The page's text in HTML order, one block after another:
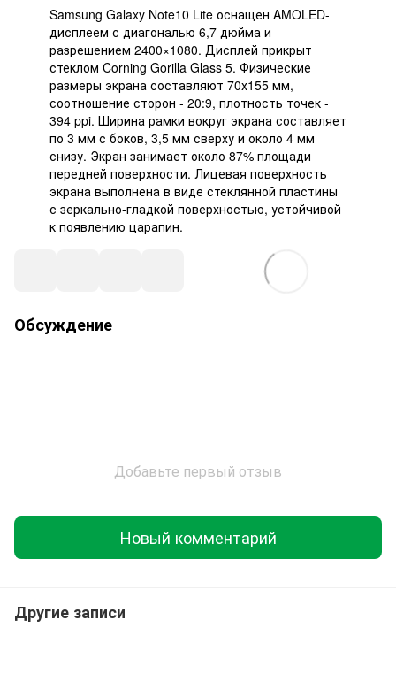
Samsung Galaxy Note10 Lite оснащен AMOLED-
дисплеем с диагональю 6,7 дюйма и
разрешением 2400×1080. Дисплей прикрыт
стеклом Corning Gorilla Glass 5. Физические
размеры экрана составляют 70х155 мм,
соотношение сторон - 20:9, плотность точек -
394 ppi. Ширина рамки вокруг экрана составляет
по 3 мм с боков, 3,5 мм сверху и около 4 мм
снизу. Экран занимает около 87% площади
передней поверхности. Лицевая поверхность
экрана выполнена в виде стеклянной пластины
с зеркально-гладкой поверхностью, устойчивой
к появлению царапин.
Обсуждение
Добавьте первый отзыв
Новый комментарий
Другие записи